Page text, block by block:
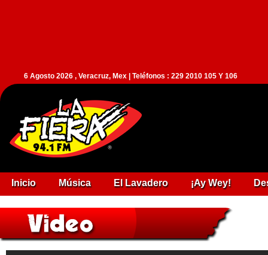
6 Agosto 2026 , Veracruz, Mex | Teléfonos : 229 2010 105 Y 106
Inicio Música El Lavadero ¡Ay Wey!